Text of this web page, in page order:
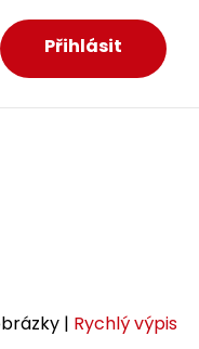
Přihlásit
| Rychlý výpis